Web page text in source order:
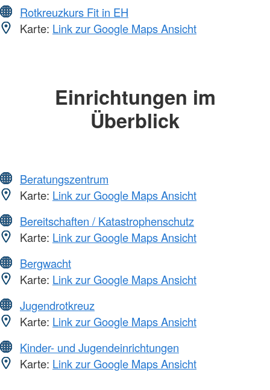
Rotkreuzkurs Fit in EH
Karte: Link zur Google Maps Ansicht
Einrichtungen im
Überblick
Beratungszentrum
Karte: Link zur Google Maps Ansicht
Bereitschaften / Katastrophenschutz
Karte: Link zur Google Maps Ansicht
Bergwacht
Karte: Link zur Google Maps Ansicht
Jugendrotkreuz
Karte: Link zur Google Maps Ansicht
Kinder- und Jugendeinrichtungen
Karte: Link zur Google Maps Ansicht